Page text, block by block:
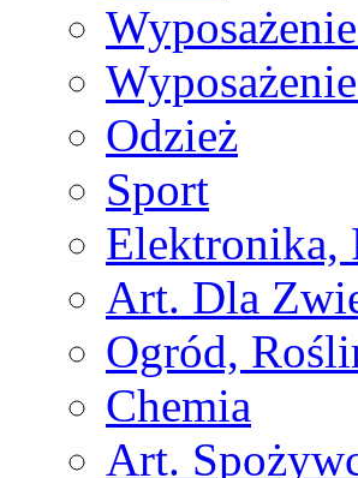
Odzież
Sport
Elektronika,
Art. Dla
Ogród,
Chemia
Art.